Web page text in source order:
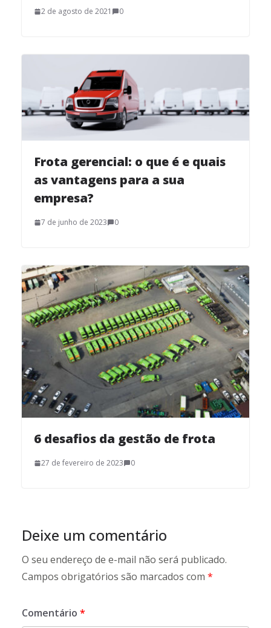
2 de agosto de 2021 0
Frota gerencial: o que é e quais
as vantagens para a sua
empresa?
7 de junho de 2023 0
6 desafios da gestão de frota
27 de fevereiro de 2023 0
Deixe um comentário
O seu endereço de e-mail não será publicado.
Campos obrigatórios são marcados com *
Comentário *